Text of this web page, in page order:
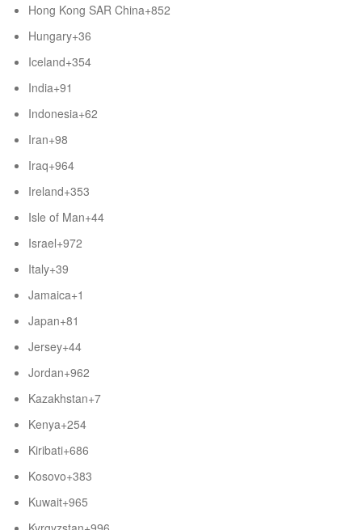
Hong Kong SAR China+852
Hungary+36
Iceland+354
India+91
Indonesia+62
Iran+98
Iraq+964
Ireland+353
Isle of Man+44
Israel+972
Italy+39
Jamaica+1
Japan+81
Jersey+44
Jordan+962
Kazakhstan+7
Kenya+254
Kiribati+686
Kosovo+383
Kuwait+965